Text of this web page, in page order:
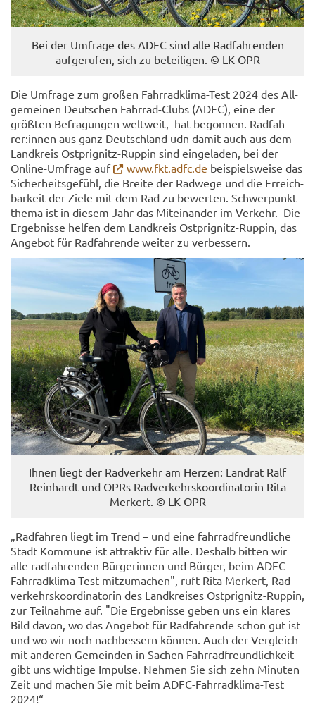
Bei der Um­fra­ge des ADFC sind alle Rad­fah­ren­den
auf­ge­ru­fen, sich zu be­tei­li­gen. © LK OPR
Die Um­fra­ge zum gro­ßen Fahrradklima-​Test 2024 des All­
ge­mei­nen Deut­schen Fahrrad-​Clubs (ADFC), eine der
größ­ten Be­fra­gun­gen welt­weit, hat be­gon­nen. Rad­fah­
rer:innen aus ganz Deutsch­land udn damit auch aus dem
Land­kreis Ostprignitz-​Ruppin sind ein­ge­la­den, bei der
Online-​Umfrage auf
www.fkt.adfc.de bei­spiels­wei­se das
Si­cher­heits­ge­fühl, die Brei­te der Rad­we­ge und die Er­reich­
bar­keit der Ziele mit dem Rad zu be­wer­ten. Schwer­punkt­
the­ma ist in die­sem Jahr das Mit­ein­an­der im Ver­kehr. Die
Er­geb­nis­se hel­fen dem Land­kreis Ostprignitz-​Ruppin, das
An­ge­bot für Rad­fah­ren­de wei­ter zu ver­bes­sern.
Ihnen liegt der Rad­ver­kehr am Her­zen: Land­rat Ralf
Rein­hardt und OPRs Rad­ver­kehrs­ko­or­di­na­to­rin Rita
Mer­kert. © LK OPR
„Rad­fah­ren liegt im Trend – und eine fahr­rad­freund­li­che
Stadt Kom­mu­ne ist at­trak­tiv für alle. Des­halb bit­ten wir
alle rad­fah­ren­den Bür­ge­rin­nen und Bür­ger, beim ADFC-​
Fahrradklima-Test mit­zu­ma­chen", ruft Rita Mer­kert, Rad­
ver­kehrs­ko­or­di­na­to­rin des Land­krei­ses Ostprignitz-​Ruppin,
zur Teil­nah­me auf. "Die Er­geb­nis­se geben uns ein kla­res
Bild davon, wo das An­ge­bot für Rad­fah­ren­de schon gut ist
und wo wir noch nach­bes­sern kön­nen. Auch der Ver­gleich
mit an­de­ren Ge­mein­den in Sa­chen Fahr­rad­freund­lich­keit
gibt uns wich­ti­ge Im­pul­se. Neh­men Sie sich zehn Mi­nu­ten
Zeit und ma­chen Sie mit beim ADFC-​Fahrradklima-Test
2024!“